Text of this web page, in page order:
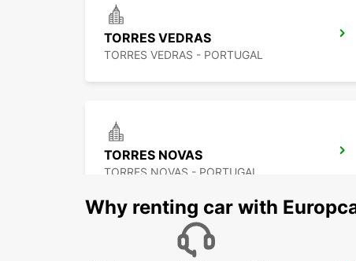
TORRES VEDRAS
TORRES VEDRAS - PORTUGAL
TORRES NOVAS
TORRES NOVAS - PORTUGAL
Why renting car with